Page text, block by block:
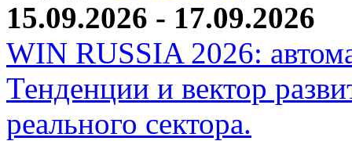
15.09.2026 - 17.09.2026
WIN RUSSIA 2026:
Тенденции и вектор
реального сектора.